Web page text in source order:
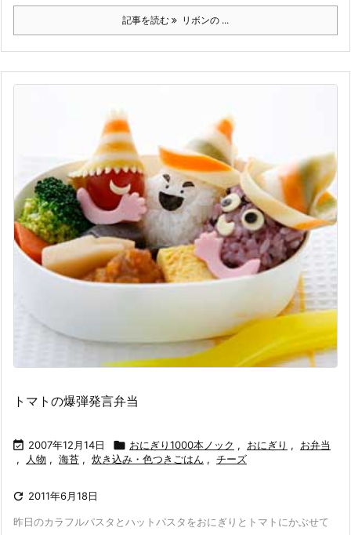
記事を読む リボンの ...
トマトの爆弾発言弁当
 2007年12月14日  おにぎり1000本ノック , おにぎり ,
お弁当
,
人物 , 海苔 , 炊き込み・色つきごはん , チーズ
 2011年6月18日
昨日のカラフルパスタとハットパスタをおにぎりとトマトにかぶせて